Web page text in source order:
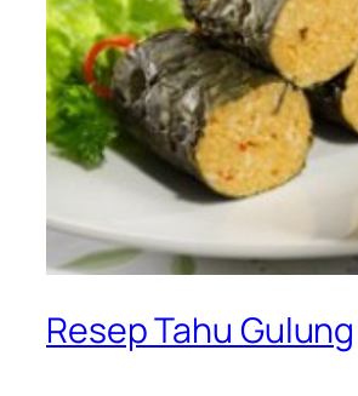
Resep Tahu Gulung